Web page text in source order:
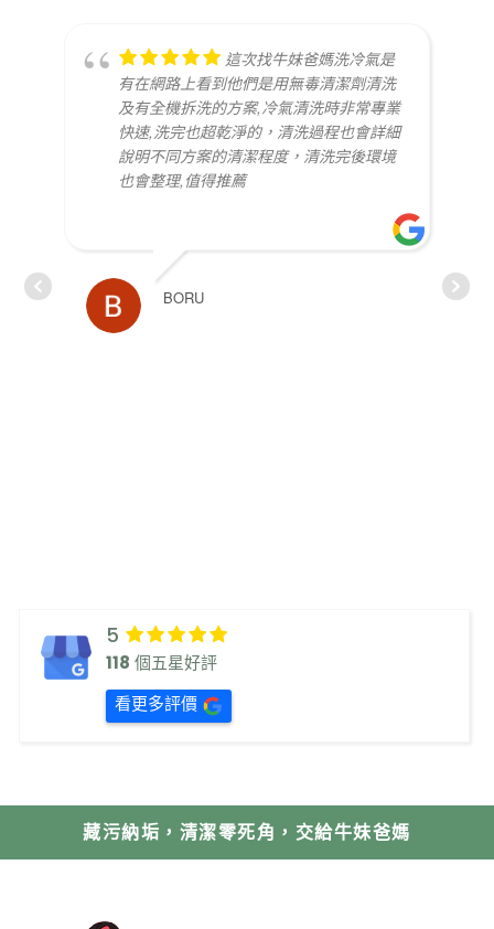
這次找牛妹爸媽洗冷氣是
有在網路上看到他們是用無毒清潔劑清洗
及有全機拆洗的方案,冷氣清洗時非常專業
快速,洗完也超乾淨的，清洗過程也會詳細
說明不同方案的清潔程度，清洗完後環境
也會整理,值得推薦
BORU
5
118 個五星好評
看更多評價
藏污納垢，清潔零死角，交給牛妹爸媽